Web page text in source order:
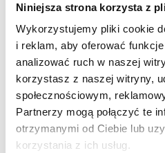
Niniejsza strona korzysta z
Wykorzystujemy pliki cookie
i reklam, aby oferować
analizować ruch w naszej
korzystasz z naszej witryny,
społecznościowym,
Partnerzy mogą połączyć te
otrzymanymi od Ciebie lub
korzystania z ich usług.
Capitol by Night
Dla dzieci i młodzieży
TANI
Spektakle z dancingiem
SPEKTAKLE Z
SPEKTAKLE Z
SPEKTAKLE Z
Wyjazdy
Kontakt
O nas
Teatr Capitol